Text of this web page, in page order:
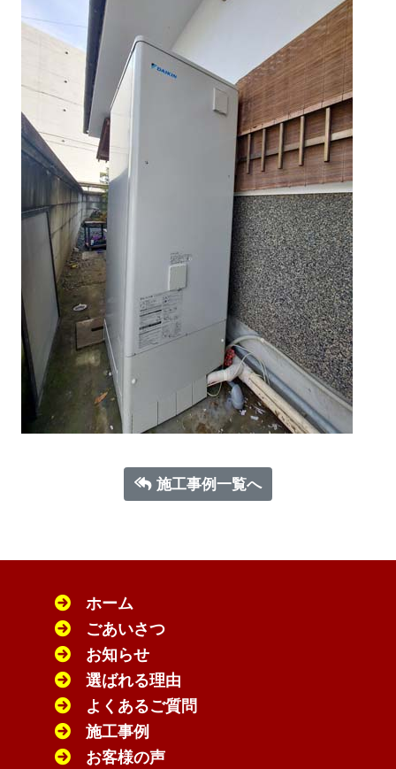
施工事例一覧へ
ホーム
ごあいさつ
お知らせ
選ばれる理由
よくあるご質問
施工事例
お客様の声